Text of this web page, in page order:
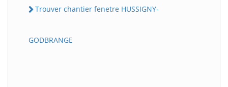
Trouver chantier fenetre HUSSIGNY-
GODBRANGE